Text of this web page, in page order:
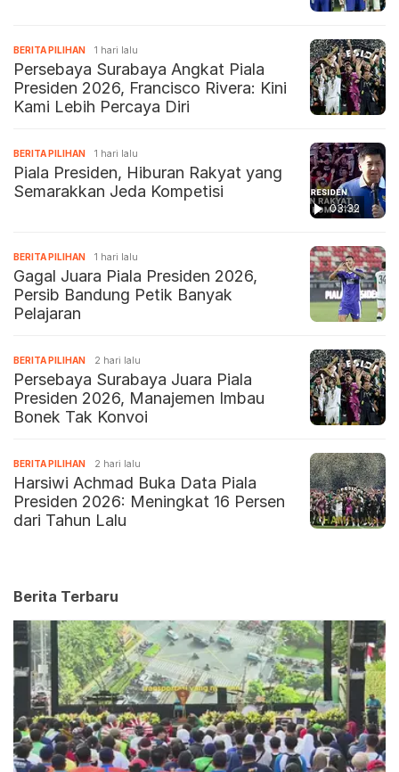
BERITA PILIHAN 1 hari lalu
Persebaya Surabaya Angkat Piala
Presiden 2026, Francisco Rivera: Kini
Kami Lebih Percaya Diri
03:32
BERITA PILIHAN 1 hari lalu
Piala Presiden, Hiburan Rakyat yang
Semarakkan Jeda Kompetisi
BERITA PILIHAN 1 hari lalu
Gagal Juara Piala Presiden 2026,
Persib Bandung Petik Banyak
Pelajaran
BERITA PILIHAN 2 hari lalu
Persebaya Surabaya Juara Piala
Presiden 2026, Manajemen Imbau
Bonek Tak Konvoi
BERITA PILIHAN 2 hari lalu
Harsiwi Achmad Buka Data Piala
Presiden 2026: Meningkat 16 Persen
dari Tahun Lalu
Berita Terbaru